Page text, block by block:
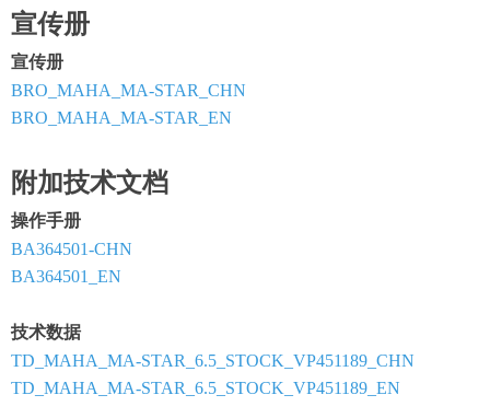
宣传册
宣传册
BRO_MAHA_MA-STAR_CHN
BRO_MAHA_MA-STAR_EN
附加技术文档
操作手册
BA364501-CHN
BA364501_EN
技术数据
TD_MAHA_MA-STAR_6.5_STOCK_VP451189_CHN
TD_MAHA_MA-STAR_6.5_STOCK_VP451189_EN